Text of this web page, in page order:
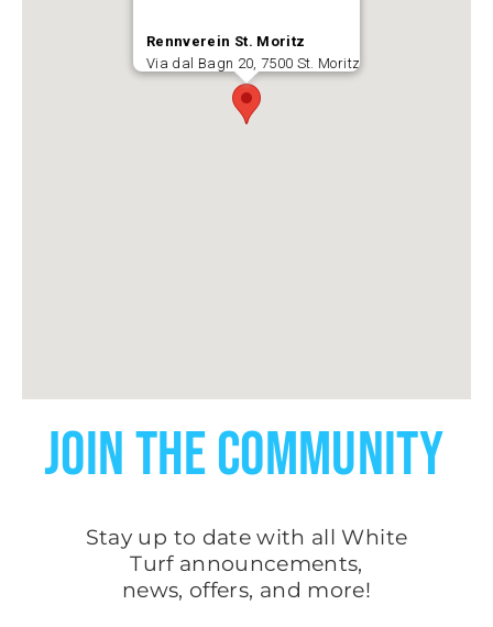
Rennverein St. Moritz
Via dal Bagn 20, 7500 St. Moritz
JOIN THE COMMUNITY
Stay up to date with all White
Turf announcements,
news, offers, and more!